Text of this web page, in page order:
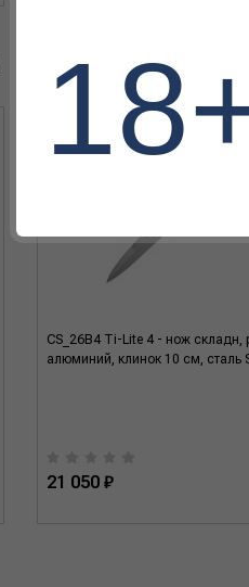
CS_26B4 Ti-Lite 4 - нож складн,
алюминий, клинок 10 см, сталь
21 050 ₽